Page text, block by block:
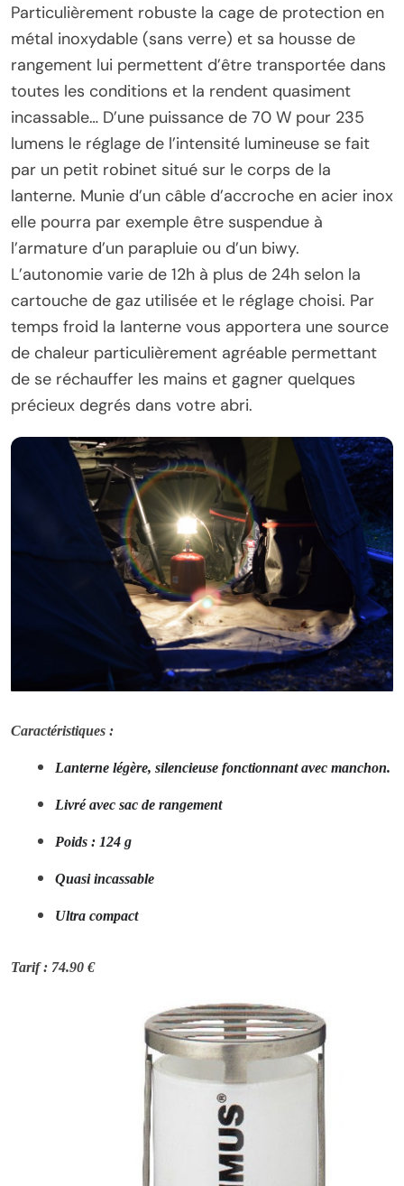
Particulièrement robuste la cage de protection en
métal inoxydable (sans verre) et sa housse de
rangement lui permettent d’être transportée dans
toutes les conditions et la rendent quasiment
incassable… D’une puissance de 70 W pour 235
lumens le réglage de l’intensité lumineuse se fait
par un petit robinet situé sur le corps de la
lanterne. Munie d’un câble d’accroche en acier inox
elle pourra par exemple être suspendue à
l’armature d’un parapluie ou d’un biwy.
L’autonomie varie de 12h à plus de 24h selon la
cartouche de gaz utilisée et le réglage choisi. Par
temps froid la lanterne vous apportera une source
de chaleur particulièrement agréable permettant
de se réchauffer les mains et gagner quelques
précieux degrés dans votre abri.
Caractéristiques :
Lanterne légère, silencieuse fonctionnant avec manchon.
Livré avec sac de rangement
Poids : 124 g
Quasi incassable
Ultra compact
Tarif : 74.90 €